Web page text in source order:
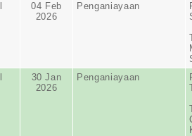
04 Feb
2026
Penganiayaan
30 Jan
2026
Penganiayaan